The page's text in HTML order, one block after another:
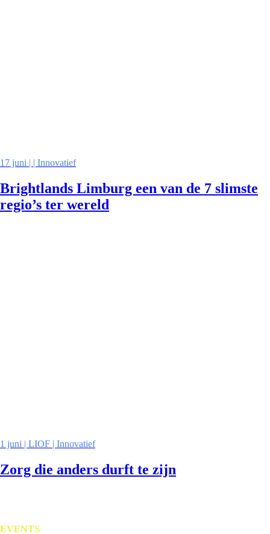
17 juni | | Innovatief
Brightlands Limburg een van de 7 slimste
regio’s ter wereld
1 juni | LIOF | Innovatief
Zorg die anders durft te zijn
EVENTS